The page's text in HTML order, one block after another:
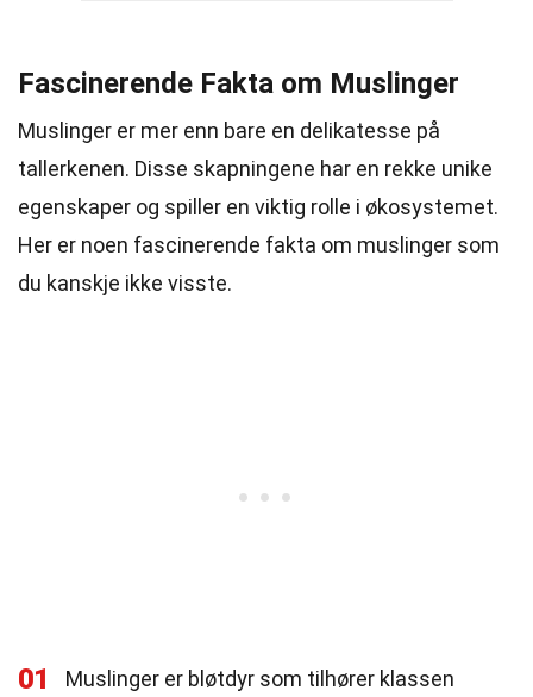
Fascinerende Fakta om Muslinger
Muslinger er mer enn bare en delikatesse på
tallerkenen. Disse skapningene har en rekke unike
egenskaper og spiller en viktig rolle i økosystemet.
Her er noen fascinerende fakta om muslinger som
du kanskje ikke visste.
01
Muslinger er bløtdyr som tilhører klassen